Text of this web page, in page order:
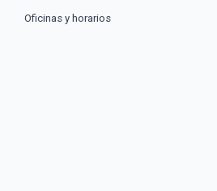
Oficinas y horarios